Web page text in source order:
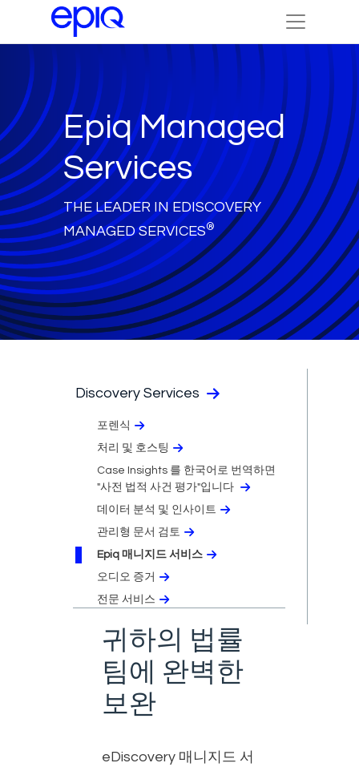
Epiq Managed
Services
THE LEADER IN EDISCOVERY
MANAGED SERVICES®
Discovery Services
포렌식
처리 및 호스팅
Case Insights 를 한국어로 번역하면
"사전 법적 사건 평가"입니다
데이터 분석 및 인사이트
관리형 문서 검토
Epiq 매니지드 서비스
오디오 증거
전문 서비스
귀하의 법률
팀에 완벽한
보완
eDiscovery 매니지드 서